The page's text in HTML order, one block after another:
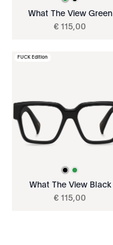
What The View Green
€ 115,00
FUCK Edition
What The View Black
€ 115,00